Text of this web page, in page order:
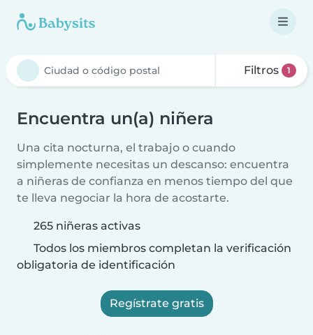
Filtros 1
Encuentra un(a) niñera
Una cita nocturna, el trabajo o cuando
simplemente necesitas un descanso: encuentra
a niñeras de confianza en menos tiempo del que
te lleva negociar la hora de acostarte.
265 niñeras activas
Todos los miembros completan la verificación
obligatoria de identificación
Regístrate gratis